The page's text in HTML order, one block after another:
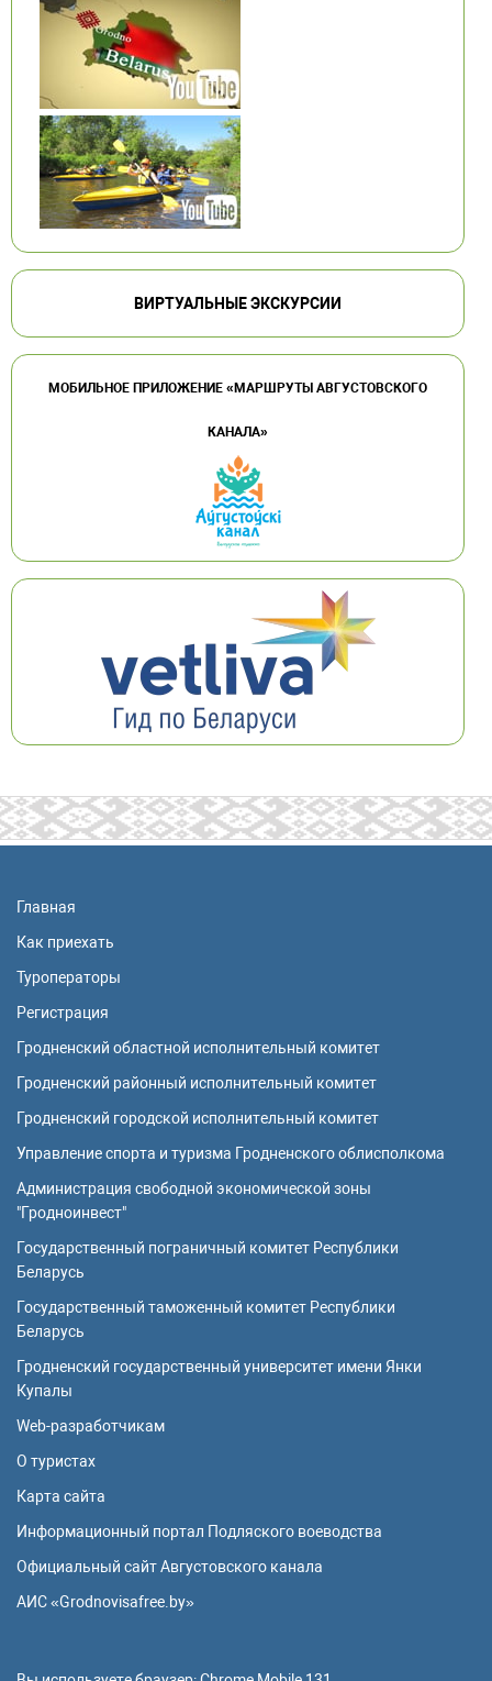
ВИРТУАЛЬНЫЕ ЭКСКУРСИИ
МОБИЛЬНОЕ ПРИЛОЖЕНИЕ «МАРШРУТЫ АВГУСТОВСКОГО
КАНАЛА»
Главная
Как приехать
Туроператоры
Регистрация
Гродненский областной исполнительный комитет
Гродненский районный исполнительный комитет
Гродненский городской исполнительный комитет
Управление спорта и туризма Гродненского облисполкома
Администрация свободной экономической зоны
"Гродноинвест"
Государственный пограничный комитет Республики
Беларусь
Государственный таможенный комитет Республики
Беларусь
Гродненский государственный университет имени Янки
Купалы
Web-разработчикам
О туристах
Карта сайта
Информационный портал Подляского воеводства
Официальный сайт Августовского канала
АИС «Grodnovisafree.by»